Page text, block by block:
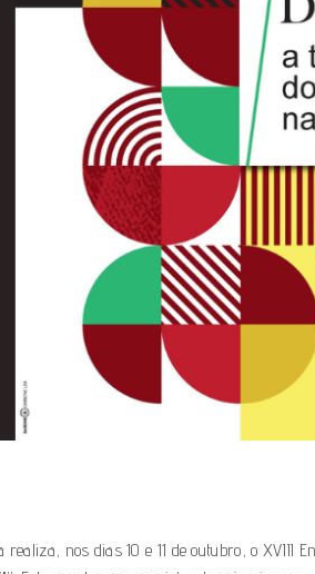
realiza, nos dias 10 e 11 de outubro, o XVIII